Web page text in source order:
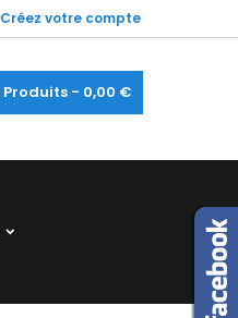
Créez votre compte
Produits - 0,00 €